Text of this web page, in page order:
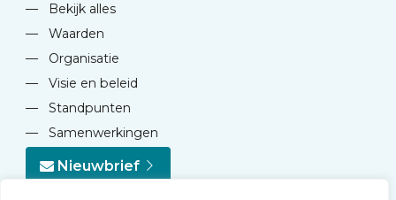
—
Bekijk alles
—
Waarden
—
Organisatie
—
Visie en beleid
—
Standpunten
—
Samenwerkingen
Nieuwbrief